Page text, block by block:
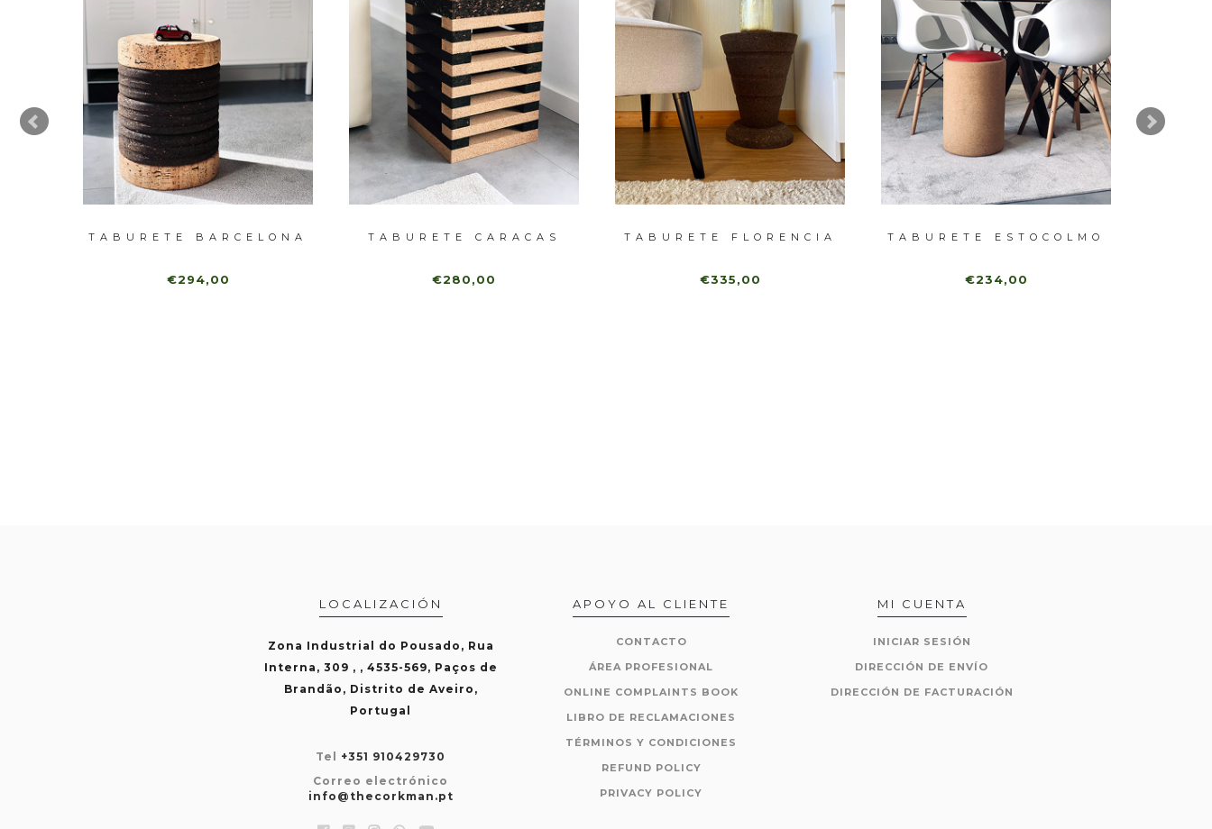
TABURETE BARCELONA
€294,00
TABURETE CARACAS
€280,00
TABURETE FLORENCIA
€335,00
TABURETE ESTOCOLMO
€234,00
LOCALIZACIÓN
Zona Industrial do Pousado, Rua
Interna, 309 , , 4535-569, Paços de
Brandão, Distrito de Aveiro,
Portugal
Tel +351 910429730
Correo electrónico
info@thecorkman.pt
APOYO AL CLIENTE
CONTACTO
ÁREA PROFESIONAL
ONLINE COMPLAINTS BOOK
LIBRO DE RECLAMACIONES
TÉRMINOS Y CONDICIONES
REFUND POLICY
PRIVACY POLICY
MI CUENTA
INICIAR SESIÓN
DIRECCIÓN DE ENVÍO
DIRECCIÓN DE FACTURACIÓN